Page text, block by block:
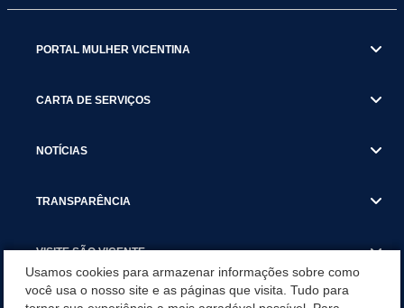
PORTAL MULHER VICENTINA
CARTA DE SERVIÇOS
NOTÍCIAS
TRANSPARÊNCIA
VISITE SÃO VICENTE
Usamos cookies para armazenar informações sobre como
você usa o nosso site e as páginas que visita. Tudo para